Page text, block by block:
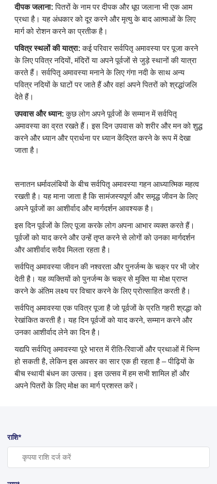
दीपक जलाना: पितरों के नाम पर दीपक और धूप जलाना भी एक आम
प्रथा है। यह अंधकार को दूर करने और मृत्यु के बाद आत्माओं के लिए
मार्ग को रोशन करने का प्रतीक है।
पवित्र स्थलों की यात्रा: कई परिवार सर्वपितृ अमावस्या पर पूजा करने
के लिए पवित्र नदियों, मंदिरों या अपने पूर्वजों से जुड़े स्थानों की यात्रा
करते हैं। सर्वपितृ अमावस्या मनाने के लिए गंगा नदी के साथ अन्य
पवित्र नदियों के घाटों पर जाते हैं और वहां अपने पितरों को श्रद्धांजलि
देते हैं।
उपवास और ध्यान: कुछ लोग अपने पूर्वजों के सम्मान में सर्वपितृ
अमावस्या का व्रत रखते हैं। इस दिन उपवास को शरीर और मन को शुद्ध
करने और ध्यान और प्रार्थना पर ध्यान केंद्रित करने के रूप में देखा
जाता है।
सनातन धर्मावलंबियों के बीच सर्वपितृ अमावस्या गहन आध्यात्मिक महत्व
रखती है। यह माना जाता है कि सामंजस्यपूर्ण और समृद्ध जीवन के लिए
अपने पूर्वजों का आशीर्वाद और मार्गदर्शन आवश्यक है।
इस दिन पूर्वजों के लिए पूजा करके लोग अपना आभार व्यक्त करते हैं।
पूर्वजों को याद करने और उन्हें तृप्त करने से लोगों को उनका मार्गदर्शन
और आशीर्वाद सदैव मिलता रहता है।
सर्वपितृ अमावस्या जीवन की नश्वरता और पुनर्जन्म के चक्र पर भी जोर
देती है। यह व्यक्तियों को पुनर्जन्म के चक्र से मुक्ति या मोक्ष प्राप्त
करने के अंतिम लक्ष्य पर विचार करने के लिए प्रोत्साहित करती है।
सर्वपितृ अमावस्या एक पवित्र पूजा है जो पूर्वजों के प्रति गहरी श्रद्धा को
रेखांकित करती है। यह दिन पूर्वजों को याद करने, सम्मान करने और
उनका आशीर्वाद लेने का दिन है।
यद्यपि सर्वपितृ अमावस्या पूरे भारत में रीति-रिवाजों और प्रथाओं में भिन्न
हो सकती है, लेकिन इस अवसर का सार एक ही रहता है – पीढ़ियों के
बीच स्थायी बंधन का उत्सव। इस उत्सव में हम सभी शामिल हों और
अपने पितरों के लिए मोक्ष का मार्ग प्रशस्त करें।
राशि*